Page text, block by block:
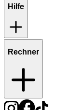
Hilfe
Rechner